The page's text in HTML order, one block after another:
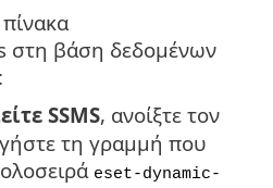
στη βάση δεδομένων
SSMS, ανοίξτε τον
τη γραμμή που
eset-dynamic-